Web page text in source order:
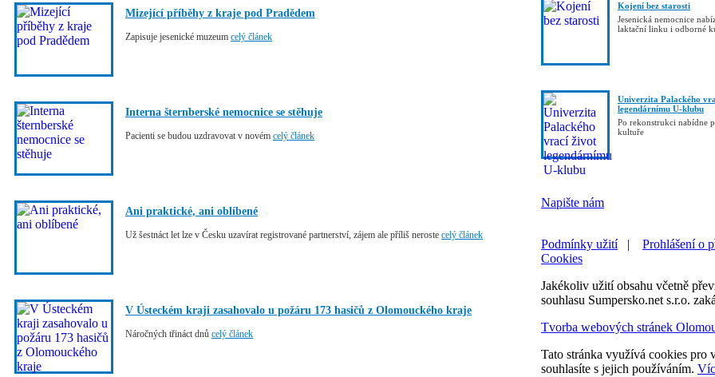
Mizející příběhy z kraje pod Pradědem
Zapisuje jesenické muzeum celý článek
Interna šternberské nemocnice se stěhuje
Pacienti se budou uzdravovat v novém celý článek
Ani praktické, ani oblíbené
Už šestnáct let lze v Česku uzavírat registrované partnerství, zájem ale příliš neroste celý článek
V Ústeckém kraji zasahovalo u požáru 173 hasičů z Olomouckého kraje
Náročných třináct dnů celý článek
Kojení bez starosti
Jesenická nemocnice
laktační linku i odborné
Univerzita Palackého
legendárnímu U-klubu
Po rekonstrukci nabídne
kultuře
Napište nám
Podmínky užití
Prohlášení o
Cookies
Jakékoliv užití obsahu včetně
souhlasu Sumpersko.net s.r.o.
Tvorba webových stránek
Tato stránka využívá cookies pro
souhlasíte s jejich používáním.